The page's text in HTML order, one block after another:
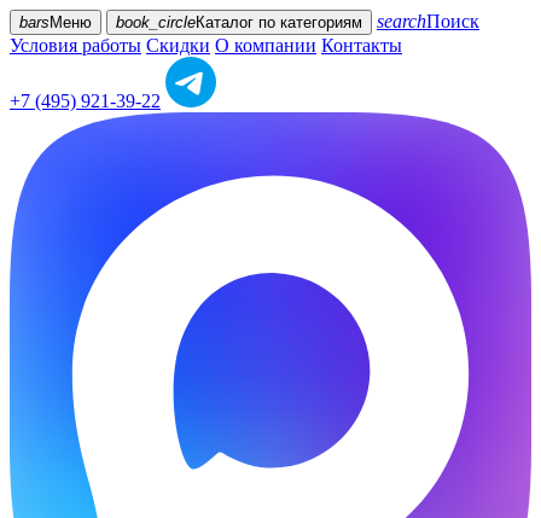
bars Меню book_circleКаталог по категориям searchПоиск
Условия работы Скидки О компании Контакты
+7 (495) 921-39-22